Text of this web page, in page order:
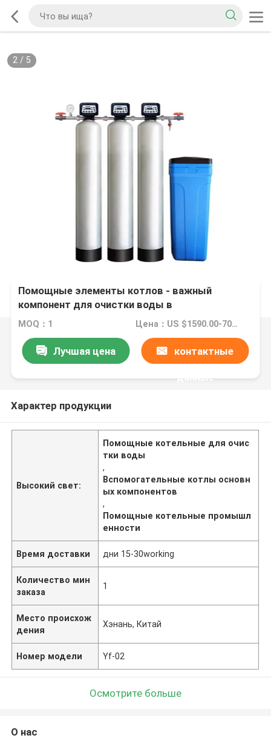
3/ 5
Помощные элементы котлов - важный
компонент для очистки воды в
промышленности
MOQ：1 Цена：US $1590.00-7000.00
Лучшая цена контактные
данные
Характер продукции
Высокий свет:
Помощные котельные для очис
тки воды
,
Вспомогательные котлы основн
ых компонентов
,
Помощные котельные промышл
енности
Время доставки дни 15-30working
Количество мин
заказа
1
Место происхож
дения
Хэнань, Китай
Номер модели Yf-02
Осмотрите больше
О нас